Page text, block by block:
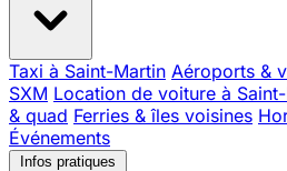
Taxi à Saint-Martin Aéroports &
SXM Location de voiture à
& quad Ferries & îles voisines
Événements
Infos pratiques